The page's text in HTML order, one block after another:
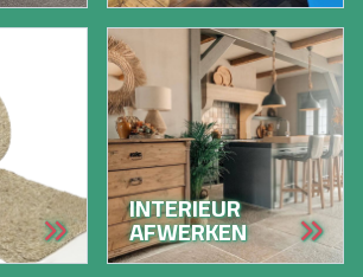
INTERIEUR
AFWERKEN